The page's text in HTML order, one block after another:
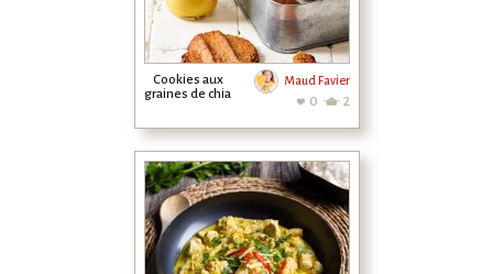
Cookies aux
graines de chia
Maud Favier
0 2